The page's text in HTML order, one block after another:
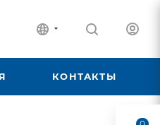
КОНТАКТЫ